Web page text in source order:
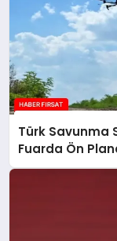
Türk Savunma
Fuarda Ön